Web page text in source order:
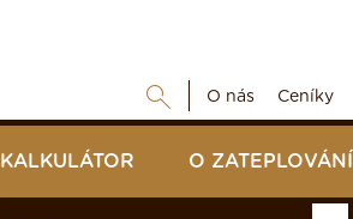
O nás Ceníky
KALKULÁTOR O ZATEPLOVÁNÍ